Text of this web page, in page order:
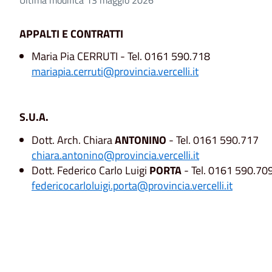
APPALTI E CONTRATTI
Maria Pia CERRUTI - Tel. 0161 590.718
mariapia.cerruti@provincia.vercelli.it
S.U.A.
Dott. Arch. ChiaraANTONINO - Tel. 0161 590.717
chiara.antonino@provincia.vercelli.it
Dott. Federico Carlo Luigi PORTA- Tel. 0161
federicocarloluigi.porta@provincia.vercelli.it